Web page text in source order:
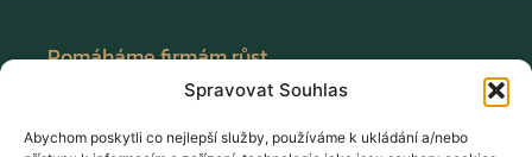
Spravovat Souhlas
Abychom poskytli co nejlepší služby, používáme k ukládání a/nebo
Pomáháme firmám růst